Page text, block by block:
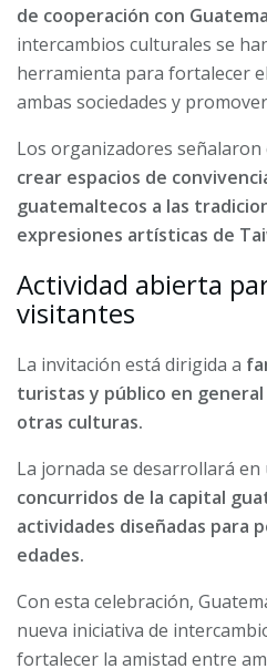
de cooperación con
intercambios culturales se
herramienta para fortalecer
ambas sociedades y
Los organizadores señalaron
crear espacios de
guatemaltecos a las
expresiones artísticas de
Actividad abierta
visitantes
La invitación está dirigida a
turistas y público en
otras culturas.
La jornada se desarrollará
concurridos de la capital
actividades diseñadas para
edades.
Con esta celebración,
nueva iniciativa de
fortalecer la amistad entre